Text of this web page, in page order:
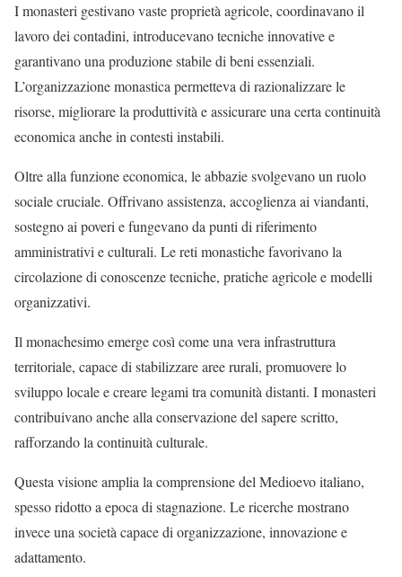
I monasteri gestivano vaste proprietà agricole, coordinavano il
lavoro dei contadini, introducevano tecniche innovative e
garantivano una produzione stabile di beni essenziali.
L’organizzazione monastica permetteva di razionalizzare le
risorse, migliorare la produttività e assicurare una certa continuità
economica anche in contesti instabili.
Oltre alla funzione economica, le abbazie svolgevano un ruolo
sociale cruciale. Offrivano assistenza, accoglienza ai viandanti,
sostegno ai poveri e fungevano da punti di riferimento
amministrativi e culturali. Le reti monastiche favorivano la
circolazione di conoscenze tecniche, pratiche agricole e modelli
organizzativi.
Il monachesimo emerge così come una vera infrastruttura
territoriale, capace di stabilizzare aree rurali, promuovere lo
sviluppo locale e creare legami tra comunità distanti. I monasteri
contribuivano anche alla conservazione del sapere scritto,
rafforzando la continuità culturale.
Questa visione amplia la comprensione del Medioevo italiano,
spesso ridotto a epoca di stagnazione. Le ricerche mostrano
invece una società capace di organizzazione, innovazione e
adattamento.